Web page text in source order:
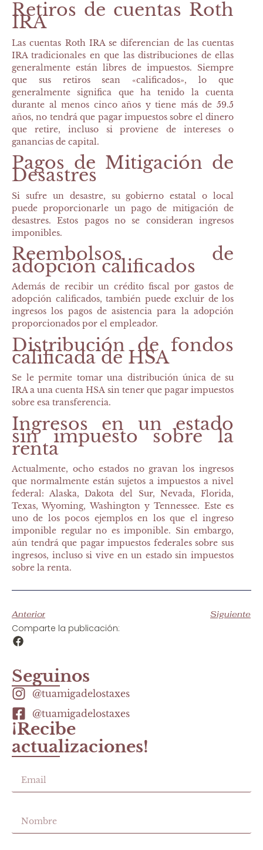
Retiros de cuentas Roth
IRA
Las cuentas Roth IRA se diferencian de las cuentas
IRA tradicionales en que las distribuciones de ellas
generalmente están libres de impuestos. Siempre
que sus retiros sean «calificados», lo que
generalmente significa que ha tenido la cuenta
durante al menos cinco años y tiene más de 59.5
años, no tendrá que pagar impuestos sobre el dinero
que retire, incluso si proviene de intereses o
ganancias de capital.
Pagos de Mitigación de
Desastres
Si sufre un desastre, su gobierno estatal o local
puede proporcionarle un pago de mitigación de
desastres. Estos pagos no se consideran ingresos
imponibles.
Reembolsos de
adopción calificados
Además de recibir un crédito fiscal por gastos de
adopción calificados, también puede excluir de los
ingresos los pagos de asistencia para la adopción
proporcionados por el empleador.
Distribución de fondos
calificada de HSA
Se le permite tomar una distribución única de su
IRA a una cuenta HSA sin tener que pagar impuestos
sobre esa transferencia.
Ingresos en un estado
sin impuesto sobre la
renta
Actualmente, ocho estados no gravan los ingresos
que normalmente están sujetos a impuestos a nivel
federal: Alaska, Dakota del Sur, Nevada, Florida,
Texas, Wyoming, Washington y Tennessee. Este es
uno de los pocos ejemplos en los que el ingreso
imponible regular no es imponible. Sin embargo,
aún tendrá que pagar impuestos federales sobre sus
ingresos, incluso si vive en un estado sin impuestos
sobre la renta.
Anterior Siguiente
Comparte la publicación:
Seguinos
@tuamigadelostaxes
@tuamigadelostaxes
¡Recibe
actualizaciones!